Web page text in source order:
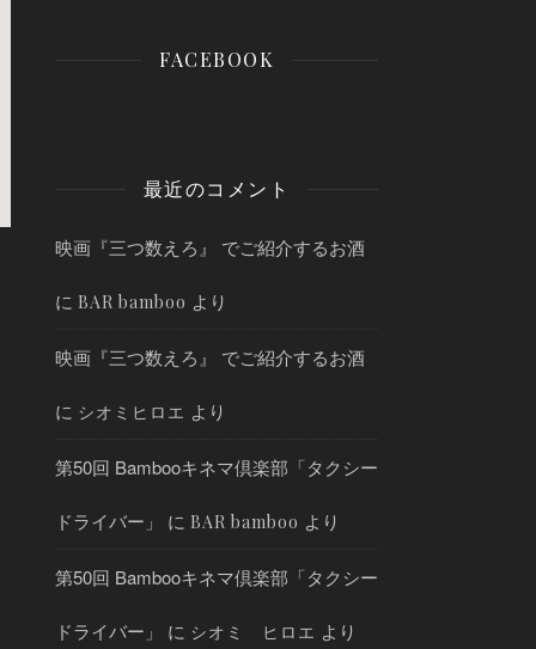
FACEBOOK
最近のコメント
映画『三つ数えろ』 でご紹介するお酒
に BAR bamboo より
映画『三つ数えろ』 でご紹介するお酒
に シオミヒロエ より
第50回 Bambooキネマ倶楽部「タクシー
ドライバー」 に BAR bamboo より
第50回 Bambooキネマ倶楽部「タクシー
ドライバー」 に シオミ ヒロエ より